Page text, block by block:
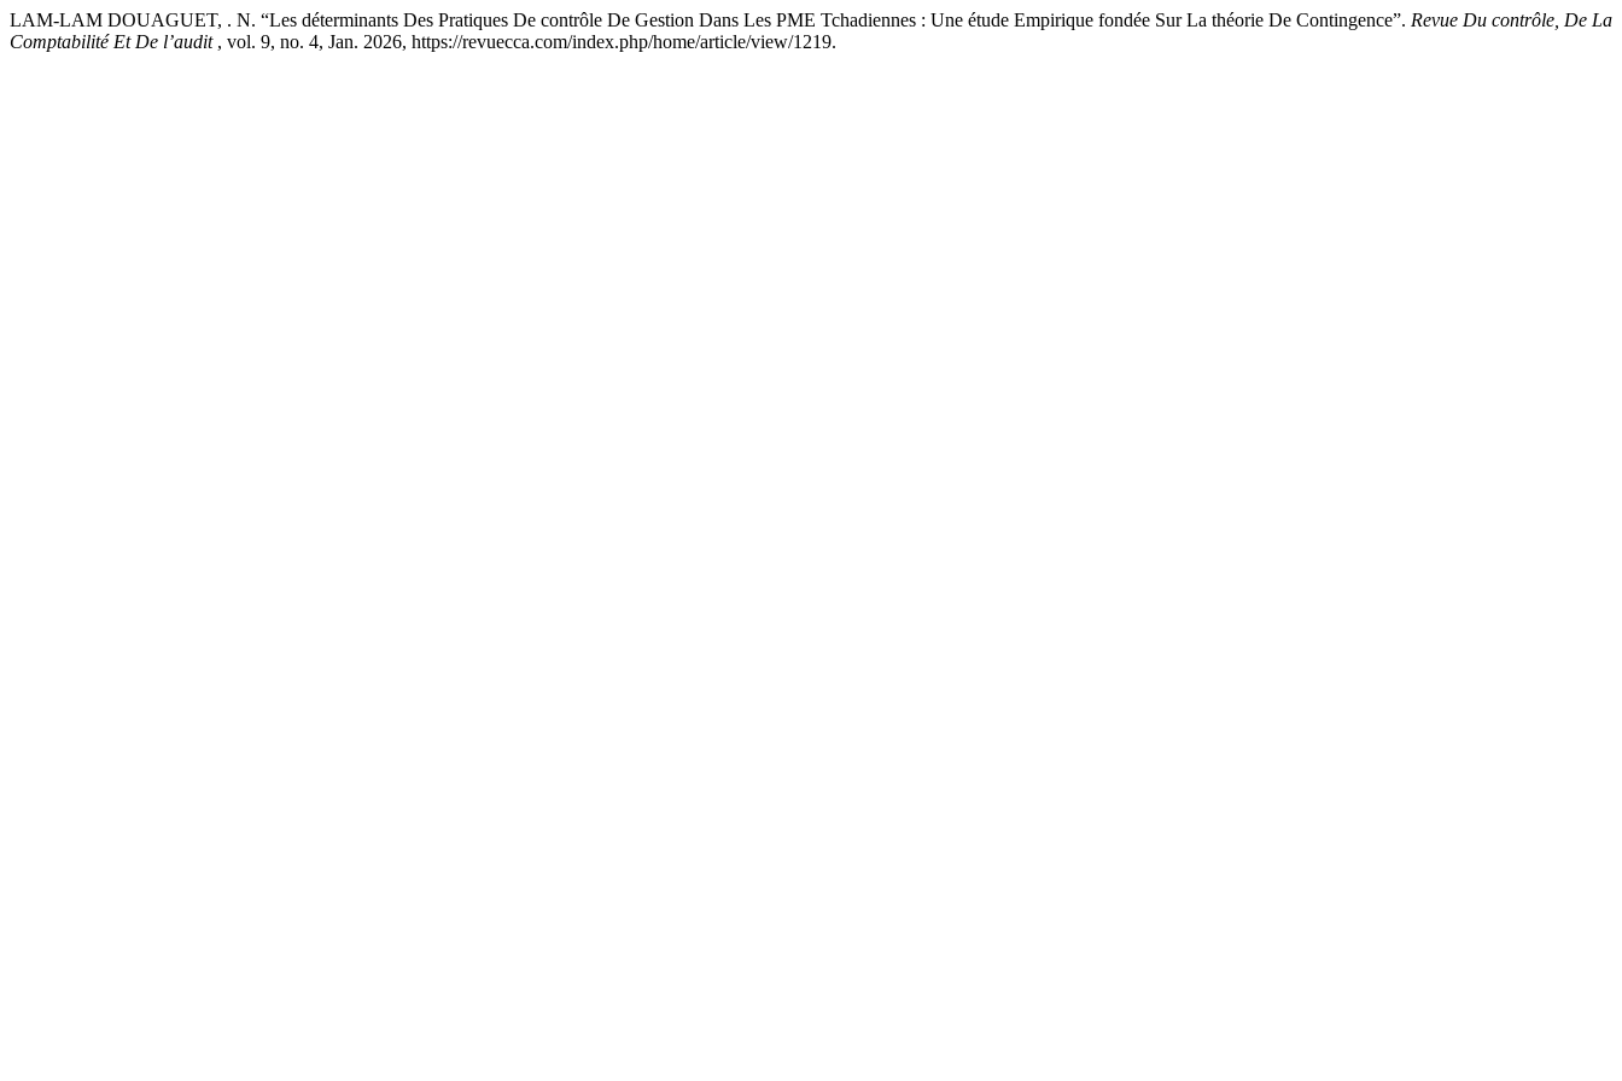
LAM-LAM DOUAGUET, . N. “Les déterminants Des Pratiques De contrôle De Gestion Dans Les PME Tchadiennes : Une étude Empirique fondée Sur La théorie De Contingence”. Revue Du contrôle, De La
Comptabilité Et De l’audit , vol. 9, no. 4, Jan. 2026, https://revuecca.com/index.php/home/article/view/1219.